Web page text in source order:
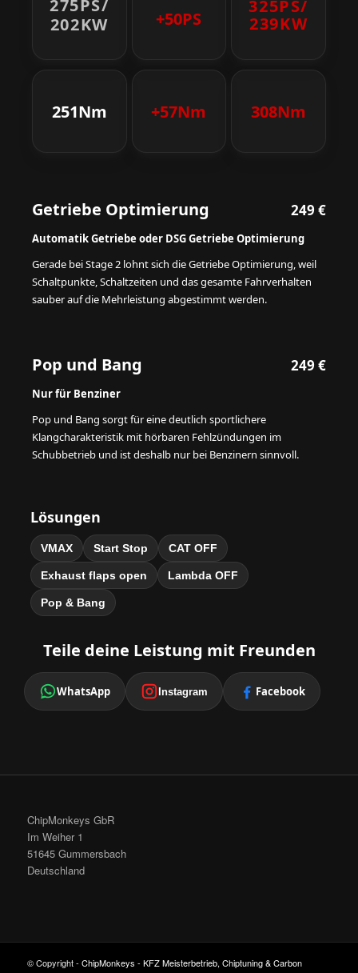
275PS/
202KW
+50PS
325PS/
239KW
251Nm +57Nm 308Nm
Getriebe Optimierung 249 €
Automatik Getriebe oder DSG Getriebe Optimierung
Gerade bei Stage 2 lohnt sich die Getriebe Optimierung, weil
Schaltpunkte, Schaltzeiten und das gesamte Fahrverhalten
sauber auf die Mehrleistung abgestimmt werden.
Pop und Bang 249 €
Nur für Benziner
Pop und Bang sorgt für eine deutlich sportlichere
Klangcharakteristik mit hörbaren Fehlzündungen im
Schubbetrieb und ist deshalb nur bei Benzinern sinnvoll.
Lösungen
VMAX Start Stop CAT OFF
Exhaust flaps open Lambda OFF
Pop & Bang
Teile deine Leistung mit Freunden
WhatsApp Instagram Facebook
ChipMonkeys GbR
Im Weiher 1
51645 Gummersbach
Deutschland
© Copyright - ChipMonkeys - KFZ Meisterbetrieb, Chiptuning & Carbon